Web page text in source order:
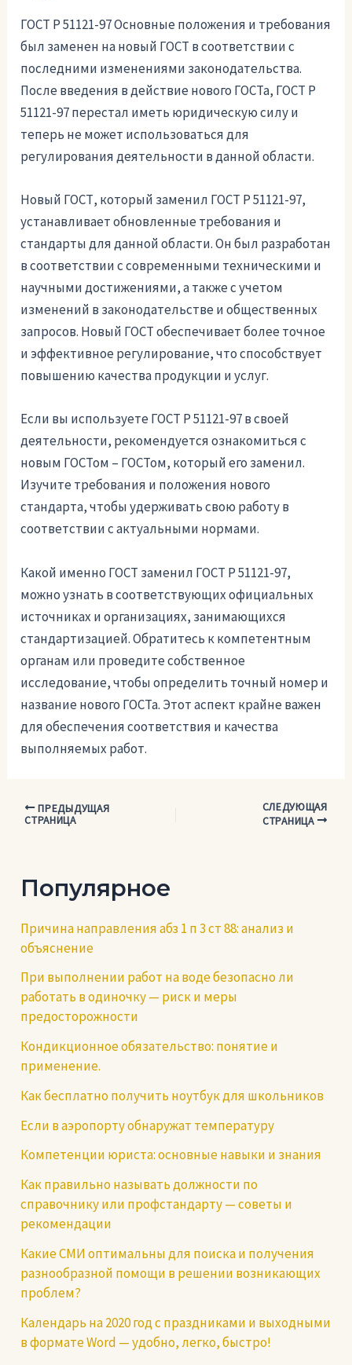
ГОСТ Р 51121-97 Основные положения и требования
был заменен на новый ГОСТ в соответствии с
последними изменениями законодательства.
После введения в действие нового ГОСТа, ГОСТ Р
51121-97 перестал иметь юридическую силу и
теперь не может использоваться для
регулирования деятельности в данной области.
Новый ГОСТ, который заменил ГОСТ Р 51121-97,
устанавливает обновленные требования и
стандарты для данной области. Он был разработан
в соответствии с современными техническими и
научными достижениями, а также с учетом
изменений в законодательстве и общественных
запросов. Новый ГОСТ обеспечивает более точное
и эффективное регулирование, что способствует
повышению качества продукции и услуг.
Если вы используете ГОСТ Р 51121-97 в своей
деятельности, рекомендуется ознакомиться с
новым ГОСТом – ГОСТом, который его заменил.
Изучите требования и положения нового
стандарта, чтобы удерживать свою работу в
соответствии с актуальными нормами.
Какой именно ГОСТ заменил ГОСТ Р 51121-97,
можно узнать в соответствующих официальных
источниках и организациях, занимающихся
стандартизацией. Обратитесь к компетентным
органам или проведите собственное
исследование, чтобы определить точный номер и
название нового ГОСТа. Этот аспект крайне важен
для обеспечения соответствия и качества
выполняемых работ.
Навигация
ПРЕДЫДУЩАЯ
СТРАНИЦА
СЛЕДУЮЩАЯ
СТРАНИЦА
Популярное
Причина направления абз 1 п 3 ст 88: анализ и
объяснение
При выполнении работ на воде безопасно ли
работать в одиночку — риск и меры
предосторожности
Кондикционное обязательство: понятие и
применение.
Как бесплатно получить ноутбук для школьников
Если в аэропорту обнаружат температуру
Компетенции юриста: основные навыки и знания
Как правильно называть должности по
справочнику или профстандарту — советы и
рекомендации
Какие СМИ оптимальны для поиска и получения
разнообразной помощи в решении возникающих
проблем?
Календарь на 2020 год с праздниками и выходными
в формате Word — удобно, легко, быстро!